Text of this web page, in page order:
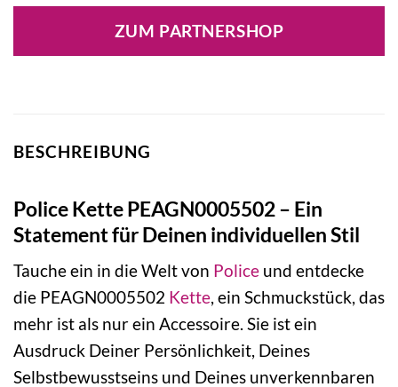
war:
69,00 €
ist:
65,55 €.
ZUM PARTNERSHOP
BESCHREIBUNG
Police Kette PEAGN0005502 – Ein
Statement für Deinen individuellen Stil
Tauche ein in die Welt von Police und entdecke
die PEAGN0005502 Kette, ein Schmuckstück, das
mehr ist als nur ein Accessoire. Sie ist ein
Ausdruck Deiner Persönlichkeit, Deines
Selbstbewusstseins und Deines unverkennbaren